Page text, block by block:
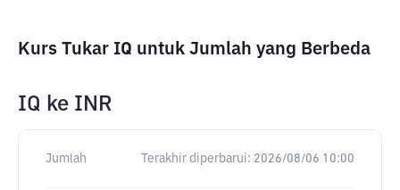
Kurs Tukar IQ untuk Jumlah yang Berbeda
IQ ke INR
Jumlah Terakhir diperbarui: 2026/08/06 10:00